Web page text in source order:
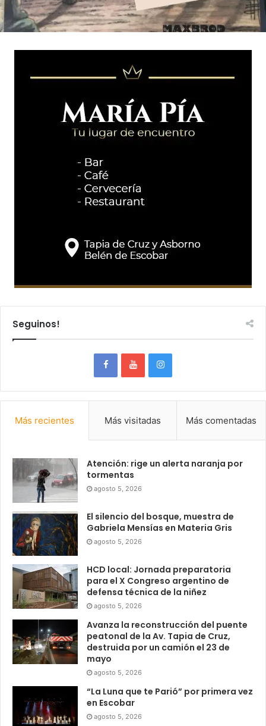
Seguinos!
Más recientes Más visitadas Más comentadas
Atención: rige un alerta naranja por
tormentas
agosto 5, 2026
El silencio del bosque, muestra de
Gabriela Mensías en Materia Gris
agosto 5, 2026
HCD local: Jornada preparatoria
para el X Congreso argentino de
defensa técnica de la niñez
agosto 5, 2026
Avanza la reconstrucción del puente
peatonal de la Av. Tapia de Cruz,
destruida por un camión el 23 de
mayo
agosto 5, 2026
“La Luna que te Parió” por primera vez
en Escobar
agosto 5, 2026